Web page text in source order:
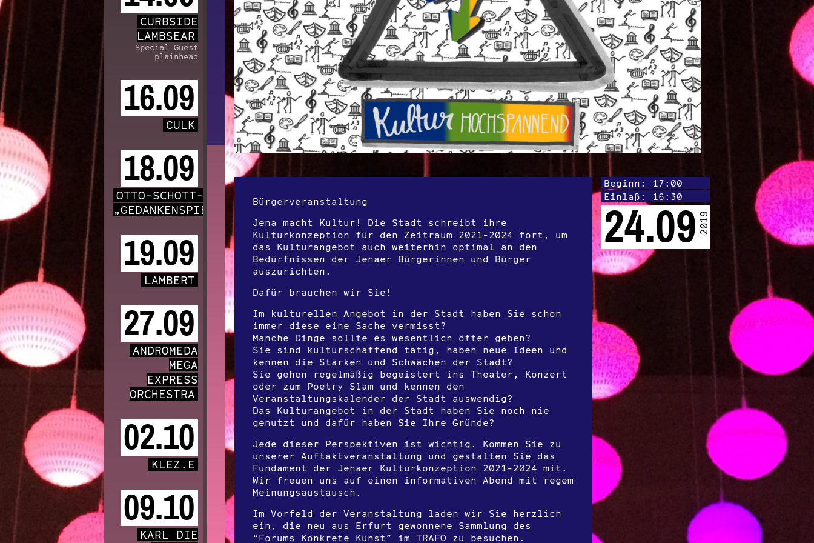
Beginn: 17:00
Einlaß: 16:30
24.09 2019
Bürgerveranstaltung
Jena macht Kultur! Die Stadt schreibt ihre
Kulturkonzeption für den Zeitraum 2021-2024 fort, um
das Kulturangebot auch weiterhin optimal an den
Bedürfnissen der Jenaer Bürgerinnen und Bürger
auszurichten.
Dafür brauchen wir Sie!
Im kulturellen Angebot in der Stadt haben Sie schon
immer diese eine Sache vermisst?
Manche Dinge sollte es wesentlich öfter geben?
Sie sind kulturschaffend tätig, haben neue Ideen und
kennen die Stärken und Schwächen der Stadt?
Sie gehen regelmäßig begeistert ins Theater, Konzert
oder zum Poetry Slam und kennen den
Veranstaltungskalender der Stadt auswendig?
Das Kulturangebot in der Stadt haben Sie noch nie
genutzt und dafür haben Sie Ihre Gründe?
Jede dieser Perspektiven ist wichtig. Kommen Sie zu
unserer Auftaktveranstaltung und gestalten Sie das
Fundament der Jenaer Kulturkonzeption 2021-2024 mit.
Wir freuen uns auf einen informativen Abend mit regem
Meinungsaustausch.
Im Vorfeld der Veranstaltung laden wir Sie herzlich
ein, die neu aus Erfurt gewonnene Sammlung des
“Forums Konkrete Kunst” im TRAFO zu besuchen.
CURBSIDE
LAMBSEAR
Special Guest
plainhead
16.09
CULK
18.09
OTTO-SCHOTT-CHOR
„GEDANKENSPIELE“
19.09
LAMBERT
27.09
ANDROMEDA
MEGA
EXPRESS
ORCHESTRA
02.10
KLEZ.E
09.10
KARL DIE